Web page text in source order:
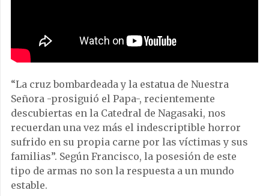
“La cruz bombardeada y la estatua de Nuestra
Señora -prosiguió el Papa-, recientemente
descubiertas en la Catedral de Nagasaki, nos
recuerdan una vez más el indescriptible horror
sufrido en su propia carne por las víctimas y sus
familias”. Según Francisco, la posesión de este
tipo de armas no son la respuesta a un mundo
estable.